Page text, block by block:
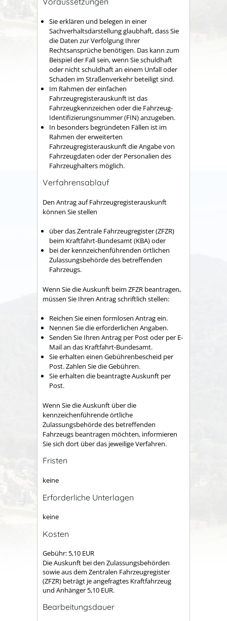
Sie erklären und belegen in einer
Sachverhaltsdarstellung glaubhaft, dass Sie
die Daten zur Verfolgung Ihrer
Rechtsansprüche benötigen. Das kann zum
Beispiel der Fall sein, wenn Sie schuldhaft
oder nicht schuldhaft an einem Unfall oder
Schaden im Straßenverkehr beteiligt sind.
Im Rahmen der einfachen
Fahrzeugregisterauskunft ist das
Fahrzeugkennzeichen oder die Fahrzeug-
Identifizierungsnummer (FIN) anzugeben.
In besonders begründeten Fällen ist im
Rahmen der erweiterten
Fahrzeugregisterauskunft die Angabe von
Fahrzeugdaten oder der Personalien des
Fahrzeughalters möglich.
Verfahrensablauf
Den Antrag auf Fahrzeugregisterauskunft
können Sie stellen
über das Zentrale Fahrzeugregister (ZFZR)
beim Kraftfahrt-Bundesamt (KBA) oder
bei der kennzeichenführenden örtlichen
Zulassungsbehörde des betreffenden
Fahrzeugs.
Wenn Sie die Auskunft beim ZFZR beantragen,
müssen Sie Ihren Antrag schriftlich stellen:
Reichen Sie einen formlosen Antrag ein.
Nennen Sie die erforderlichen Angaben.
Senden Sie Ihren Antrag per Post oder per E-
Mail an das Kraftfahrt-Bundesamt.
Sie erhalten einen Gebührenbescheid per
Post. Zahlen Sie die Gebühren.
Sie erhalten die beantragte Auskunft per
Post.
Wenn Sie die Auskunft über die
kennzeichenführende örtliche
Zulassungsbehörde des betreffenden
Fahrzeugs beantragen möchten, informieren
Sie sich dort über das jeweilige Verfahren.
Fristen
keine
Erforderliche Unterlagen
keine
Kosten
Gebühr: 5,10 EUR
Die Auskunft bei den Zulassungsbehörden
sowie aus dem Zentralen Fahrzeugregister
(ZFZR) beträgt je angefragtes Kraftfahrzeug
und Anhänger 5,10 EUR.
Bearbeitungsdauer